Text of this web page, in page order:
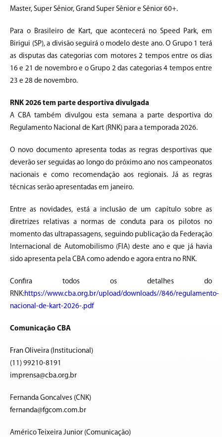
Master, Super Sênior, Grand Super Sênior e Sênior 60+.
Para o Brasileiro de Kart, que acontecerá no Speed Park, em
Birigui (SP), a divisão seguirá o modelo deste ano. O Grupo 1 terá
as disputas das categorias com motores 2 tempos entre os dias
16 e 21 de novembro e o Grupo 2 das categorias 4 tempos entre
23 e 28 de novembro.
RNK 2026 tem parte desportiva divulgada
A CBA também divulgou esta semana a parte desportiva do
Regulamento Nacional de Kart (RNK) para a temporada 2026.
O novo documento apresenta todas as regras desportivas que
deverão ser seguidas ao longo do próximo ano nos campeonatos
nacionais e como recomendação aos regionais. Já as regras
técnicas serão apresentadas em janeiro.
Entre as novidades, está a inclusão de um capítulo sobre as
diretrizes relativas a normas de conduta para os pilotos no
momento das ultrapassagens, seguindo publicação da Federação
Internacional de Automobilismo (FIA) deste ano e que já havia
sido apresenta pela CBA como adendo e agora entra no RNK.
Confira todos os detalhes do
RNK:https://www.cba.org.br/upload/downloads//846/regulamento-
nacional-de-kart-2026-.pdf
Comunicação CBA
Fran Oliveira (Institucional)
(11) 99210-8191
imprensa@cba.org.br
Fernanda Goncalves (CNK)
fernanda@fgcom.com.br
Américo Teixeira Junior (Comunicação)